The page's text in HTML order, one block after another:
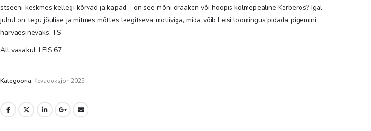
stseeni keskmes kellegi kõrvad ja käpad – on see mõni draakon või hoopis kolmepealine Kerberos? Igal
juhul on tegu jõulise ja mitmes mõttes leegitseva motiiviga, mida võib Leisi loomingus pidada pigemini
harvaesinevaks. TS
All vasakul: LEIS 67
Kategooria: Kevadoksjon 2025